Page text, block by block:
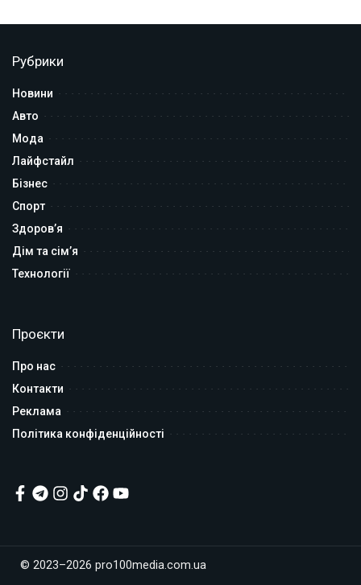
Рубрики
Новини
Авто
Мода
Лайфстайл
Бізнес
Спорт
Здоров’я
Дім та сім’я
Технології
Проєкти
Про нас
Контакти
Реклама
Політика конфіденційності
© 2023–2026 pro100media.com.ua